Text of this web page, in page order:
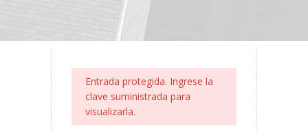
Entrada protegida. Ingrese la
clave suministrada para
visualizarla.